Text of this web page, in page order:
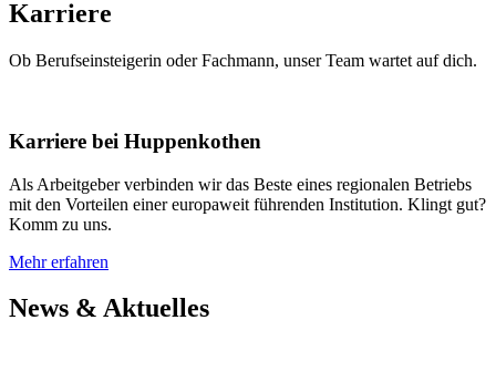
Karriere
Ob Berufseinsteigerin oder Fachmann, unser Team wartet auf dich.
Karriere bei Huppenkothen
Als Arbeitgeber verbinden wir das Beste eines regionalen Betriebs
mit den Vorteilen einer europaweit führenden Institution. Klingt gut?
Komm zu uns.
Mehr erfahren
News & Aktuelles